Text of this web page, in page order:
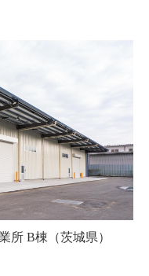
所 B棟（茨城県）